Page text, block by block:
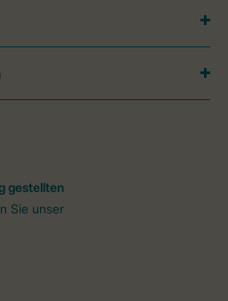
gestellten
Sie unser